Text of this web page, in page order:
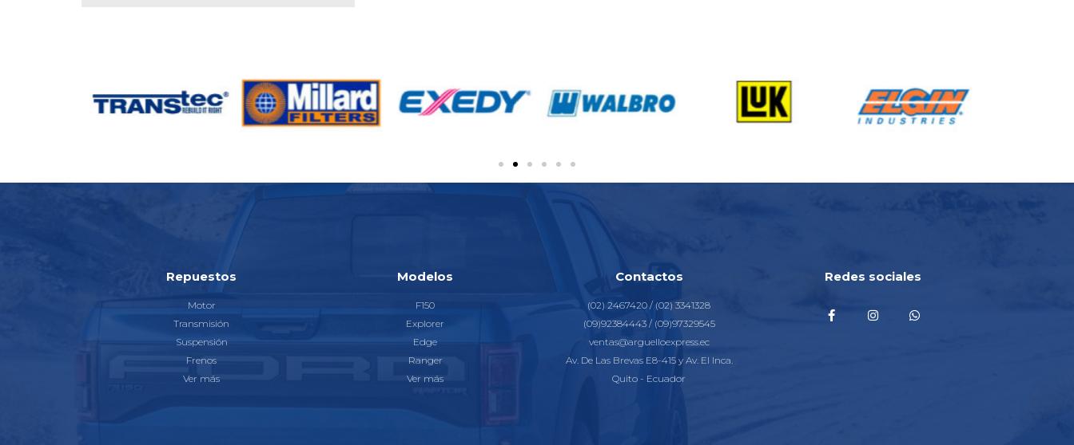
Repuestos
Motor
Transmisión
Suspensión
Frenos
Ver más
Modelos
F150
Explorer
Edge
Ranger
Ver más
Contactos
(02) 2467420 / (02) 3341328
(09)92384443 / (09)97329545
ventas@arguelloexpress.ec
Av. De Las Brevas E8-415 y Av. El Inca.
Quito - Ecuador
Redes sociales